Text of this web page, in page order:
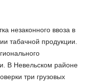
незаконного ввоза в
табачной продукции.
В Невельском районе
три грузовых